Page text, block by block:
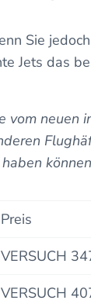
Sie
Jets das
vom neuen
Preis
VERSUCH
VERSUCH